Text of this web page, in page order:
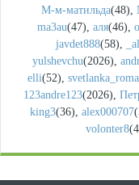
М-м-матильда(48),
ma3au(47), аля(46),
javdet888(58),
yulshevchu(2026),
elli(52), svetlanka_roma
123andre123(2026),
king3(36), alex000707
volonter8